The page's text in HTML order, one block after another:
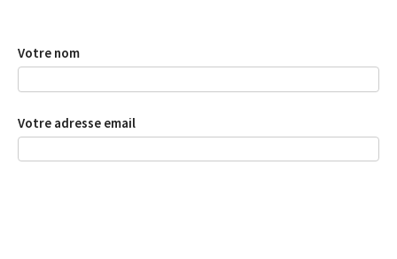
Votre nom
Votre adresse email